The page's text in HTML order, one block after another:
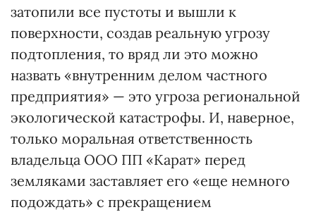
затопили все пустоты и вышли к
поверхности, создав реальную угрозу
подтопления, то вряд ли это можно
назвать «внутренним делом частного
предприятия» — это угроза региональной
экологической катастрофы. И, наверное,
только моральная ответственность
владельца ООО ПП «Карат» перед
земляками заставляет его «еще немного
подождать» с прекращением